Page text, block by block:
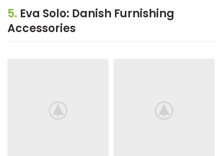
5. Eva Solo: Danish Furnishing
Accessories